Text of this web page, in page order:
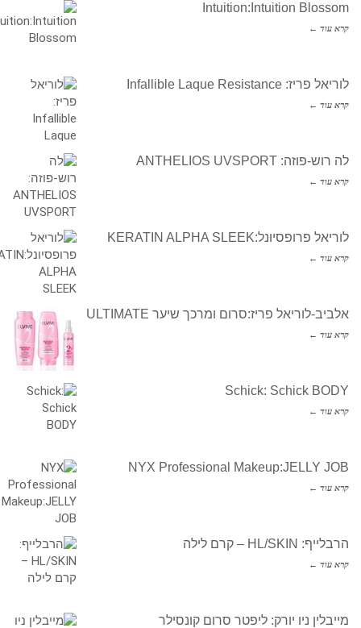
Intuition:Intuition Blossom
קרא עוד ←
לוריאל פריז: Infallible Laque Resistance
קרא עוד ←
לה רוש-פוזה: ANTHELIOS UVSPORT
קרא עוד ←
לוריאל פרופסיונל:KERATIN ALPHA SLEEK
קרא עוד ←
אלביב-לוריאל פריז:סרום ומרכך שיער ULTIMATE
קרא עוד ←
Schick: Schick BODY
קרא עוד ←
NYX Professional Makeup:JELLY JOB
קרא עוד ←
הרבלייף: HL/SKIN – קרם לילה
קרא עוד ←
מייבלין ניו יורק: ליפטר סרום קונסילר